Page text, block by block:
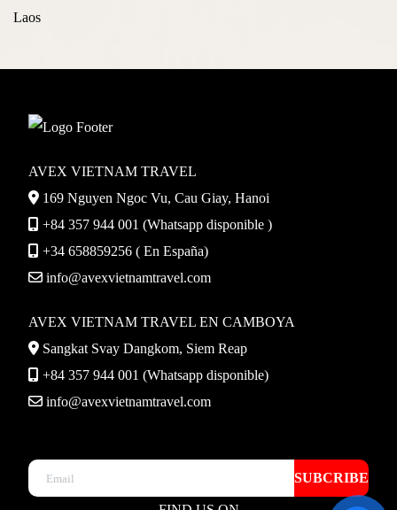
Laos
AVEX VIETNAM TRAVEL
169 Nguyen Ngoc Vu, Cau Giay, Hanoi
+84 357 944 001 (Whatsapp disponible )
+34 658859256 ( En España)
info@avexvietnamtravel.com
AVEX VIETNAM TRAVEL EN CAMBOYA
Sangkat Svay Dangkom, Siem Reap
+84 357 944 001 (Whatsapp disponible)
info@avexvietnamtravel.com
SUBCRIBE